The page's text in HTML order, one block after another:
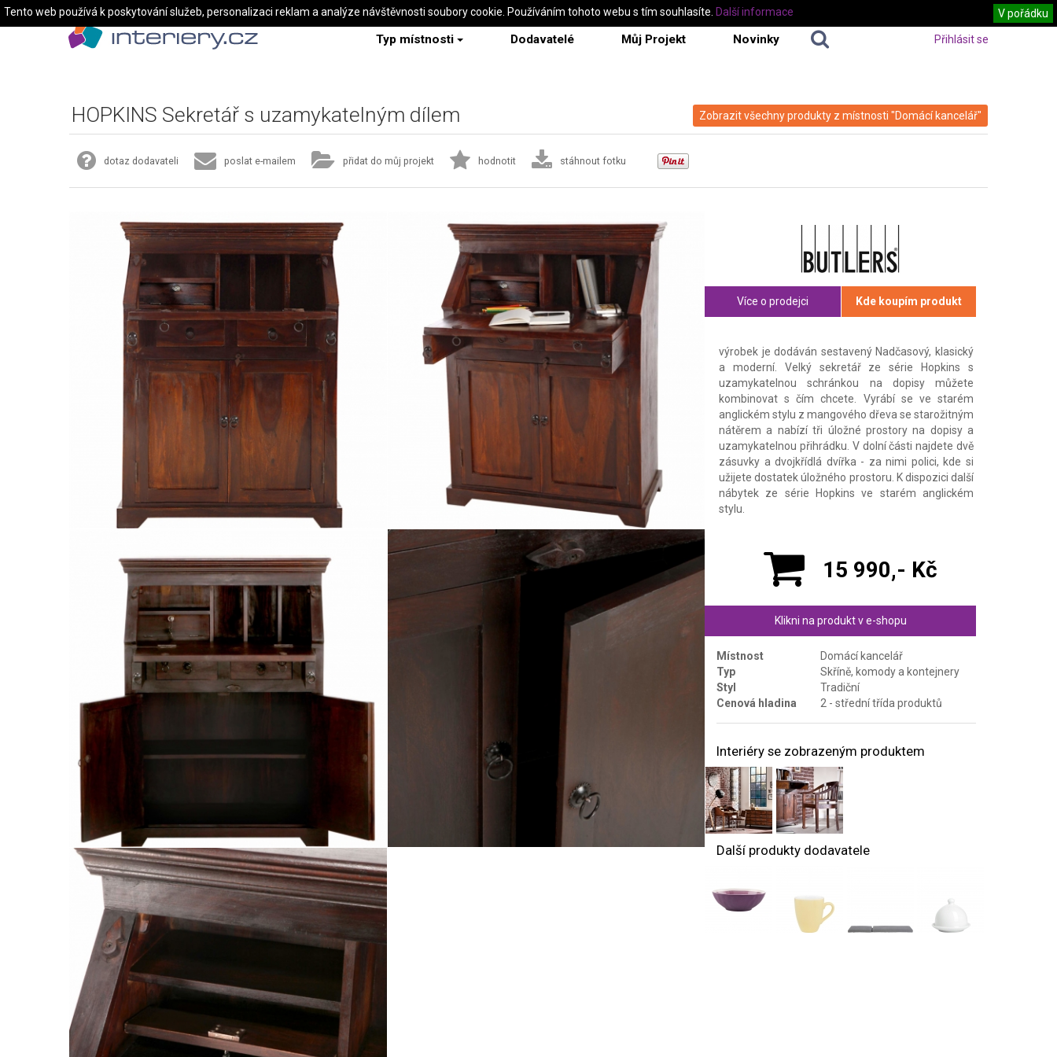
Typ místnosti Dodavatelé Můj Projekt Novinky Přihlásit se
Zobrazit všechny produkty z místnosti "Domácí kancelář"
HOPKINS Sekretář s uzamykatelným dílem
dotaz dodavateli poslat e-mailem přidat do můj projekt hodnotit stáhnout fotku
Více o prodejci Kde koupím produkt
výrobek je dodáván sestavený Nadčasový, klasický
a moderní. Velký sekretář ze série Hopkins s
uzamykatelnou schránkou na dopisy můžete
kombinovat s čím chcete. Vyrábí se ve starém
anglickém stylu z mangového dřeva se starožitným
nátěrem a nabízí tři úložné prostory na dopisy a
uzamykatelnou přihrádku. V dolní části najdete dvě
zásuvky a dvojkřídlá dvířka - za nimi polici, kde si
užijete dostatek úložného prostoru. K dispozici další
nábytek ze série Hopkins ve starém anglickém
stylu.
15 990,- Kč
Klikni na produkt v e-shopu
Místnost
Domácí kancelář
Typ
Skříně, komody a kontejnery
Styl
Tradiční
Cenová hladina
2 - střední třída produktů
Interiéry se zobrazeným produktem
Další produkty dodavatele
Tento web používá k poskytování služeb, personalizaci reklam a analýze návštěvnosti soubory cookie. Používáním tohoto webu s tím souhlasíte. V pořádku
Další informace